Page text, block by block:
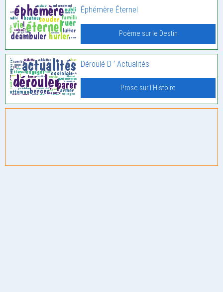
Éphémère Éternel
Poème sur le Destin
Déroulé D ’ Actualités
Prose sur l'Histoire